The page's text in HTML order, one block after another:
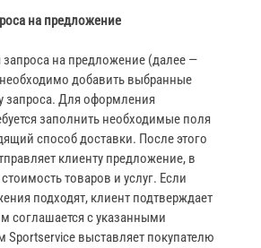
на предложение
на предложение (далее —
добавить выбранные
запроса. Для оформления
заполнить необходимые поля
способ доставки. После этого
клиенту предложение, в
товаров и услуг. Если
подходят, клиент подтверждает
соглашается с указанными
Sportservice выставляет покупателю